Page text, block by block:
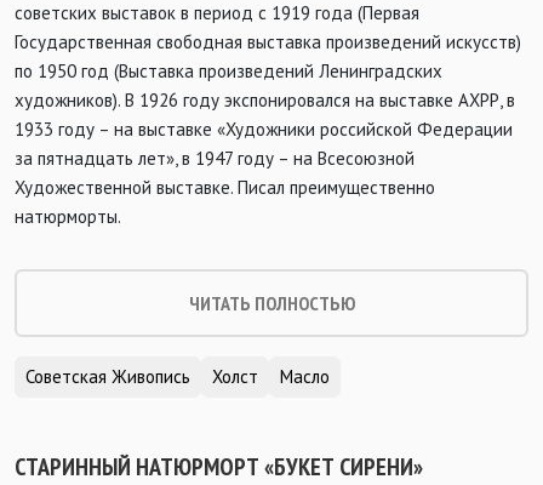
советских выставок в период с 1919 года (Первая
Государственная свободная выставка произведений искусств)
по 1950 год (Выставка произведений Ленинградских
художников). В 1926 году экспонировался на выставке АХРР, в
1933 году – на выставке «Художники российской Федерации
за пятнадцать лет», в 1947 году – на Всесоюзной
Художественной выставке. Писал преимущественно
натюрморты.
ЧИТАТЬ ПОЛНОСТЬЮ
Советская Живопись Холст Масло
СТАРИННЫЙ НАТЮРМОРТ «БУКЕТ СИРЕНИ»